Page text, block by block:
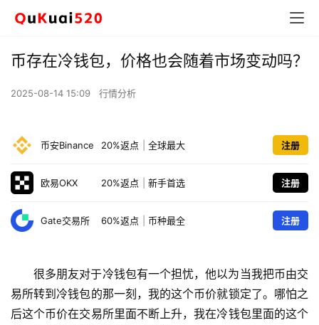
币存在冷钱包，价格也会随着市场变动吗？
2025-08-14 15:09 行情分析
币安Binance 20%返点 全球最大 注册
欧易OKX 20%返点 新手首选 注册
Gate交易所 60%返点 币种最全 注册
很多朋友对于冷钱包有一个担忧，他以为当我把币由交
易所转到冷钱包的那一刻，我的这个币价就锁定了。哪怕之
后这个币价在交易所里面不断上升，我在冷钱包里面的这个